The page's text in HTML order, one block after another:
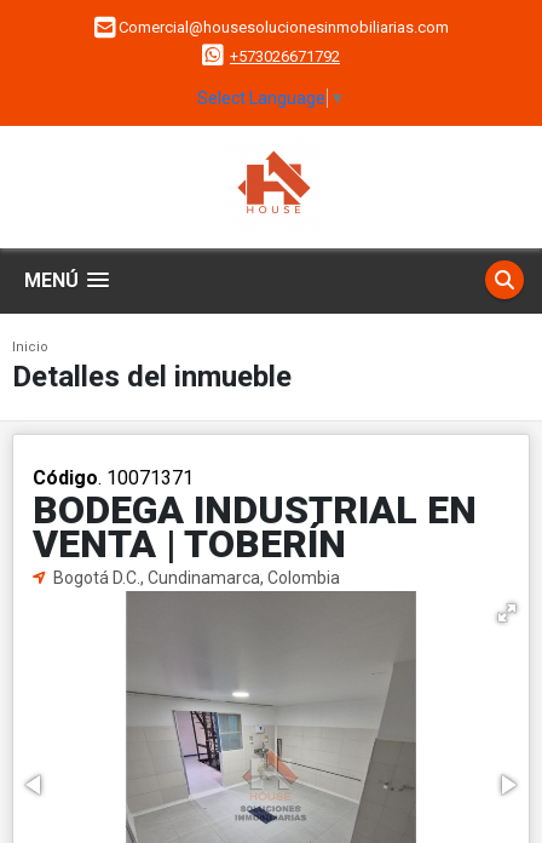
Comercial@housesolucionesinmobiliarias.com
+573026671792
Select Language ▼
MENÚ
Inicio
Detalles del inmueble
Código. 10071371
BODEGA INDUSTRIAL EN
VENTA | TOBERÍN
Bogotá D.C., Cundinamarca, Colombia